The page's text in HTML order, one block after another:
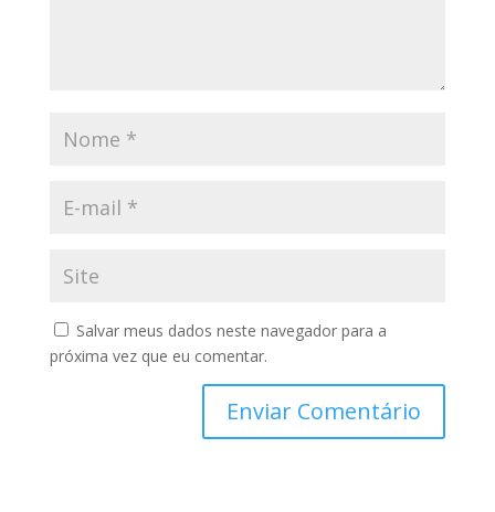
Salvar meus dados neste navegador para a
próxima vez que eu comentar.